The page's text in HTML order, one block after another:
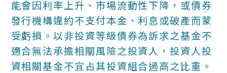
能會因利率上升、市場流動性下降，或債券
發行機構違約不支付本金、利息或破產而蒙
受虧損。以非投資等級債券為訴求之基金不
適合無法承擔相關風險之投資人，投資人投
資相關基金不宜占其投資組合過高之比重。